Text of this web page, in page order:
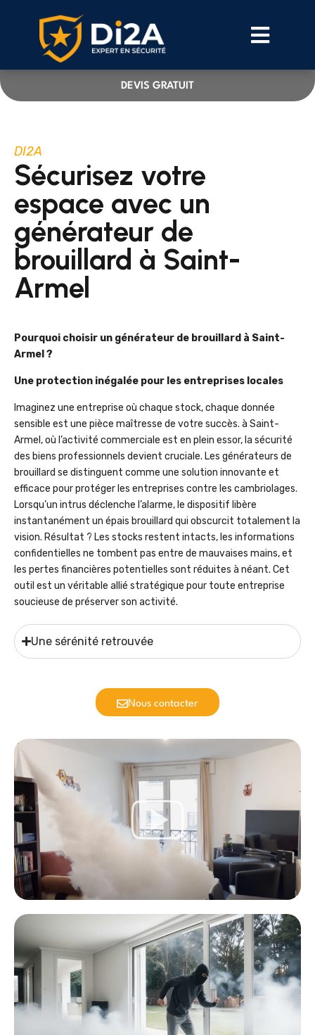
DEVIS GRATUIT
DI2A
Sécurisez votre
espace avec un
générateur de
brouillard à Saint-
Armel
Pourquoi choisir un générateur de brouillard à Saint-
Armel ?
Une protection inégalée pour les entreprises locales
Imaginez une entreprise où chaque stock, chaque donnée
sensible est une pièce maîtresse de votre succès. à Saint-
Armel, où l’activité commerciale est en plein essor, la sécurité
des biens professionnels devient cruciale. Les générateurs de
brouillard se distinguent comme une solution innovante et
efficace pour protéger les entreprises contre les cambriolages.
Lorsqu’un intrus déclenche l’alarme, le dispositif libère
instantanément un épais brouillard qui obscurcit totalement la
vision. Résultat ? Les stocks restent intacts, les informations
confidentielles ne tombent pas entre de mauvaises mains, et
les pertes financières potentielles sont réduites à néant. Cet
outil est un véritable allié stratégique pour toute entreprise
soucieuse de préserver son activité.
Une sérénité retrouvée
Nous contacter